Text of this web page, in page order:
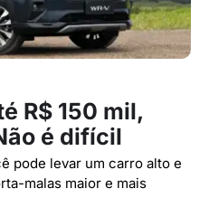
R$ 150 mil,
é difícil
pode levar um carro alto e
malas maior e mais